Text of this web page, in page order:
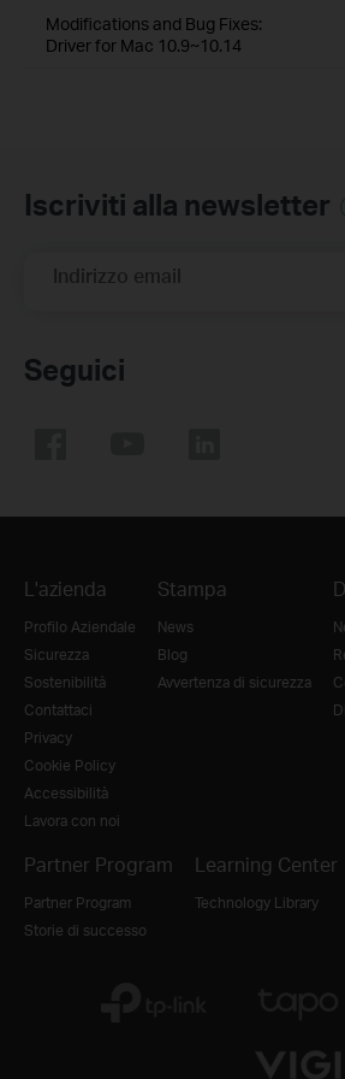
Modifications and Bug Fixes:
Driver for Mac 10.9~10.14
Iscriviti alla newsletter
Indirizzo email
Seguici
L'azienda
Profilo Aziendale
Sicurezza
Sostenibilità
Contattaci
Privacy
Cookie Policy
Accessibilità
Lavora con noi
Stampa
News
Blog
Avvertenza di sicurezza
Partner Program
Partner Program
Storie di successo
Learning Center
Technology Library